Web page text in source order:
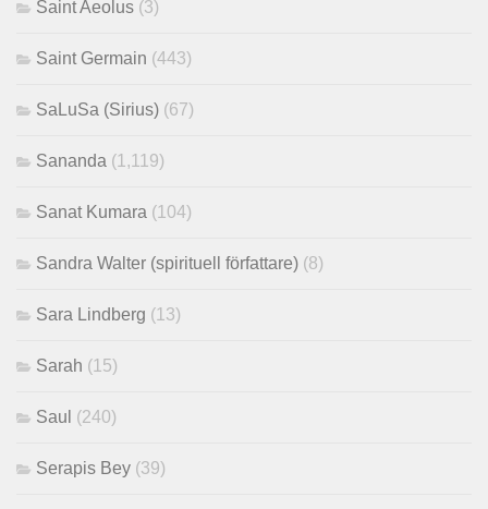
Saint Aeolus (3)
Saint Germain (443)
SaLuSa (Sirius) (67)
Sananda (1,119)
Sanat Kumara (104)
Sandra Walter (spirituell författare) (8)
Sara Lindberg (13)
Sarah (15)
Saul (240)
Serapis Bey (39)